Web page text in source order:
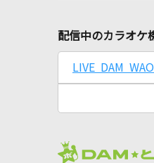
配信中のカラオケ
LIVE DAM